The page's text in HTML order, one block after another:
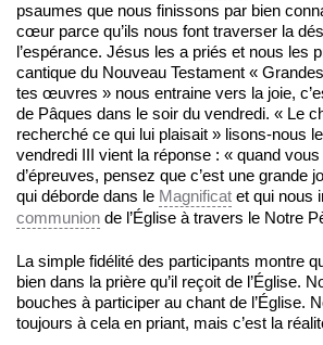
psaumes que nous finissons par bien
cœur parce qu’ils nous font traverser la
l’espérance. Jésus les a priés et nous les
cantique du Nouveau Testament «
tes œuvres » nous entraine vers la joie,
de Pâques dans le soir du vendredi. « Le
recherché ce qui lui plaisait » lisons-nous
vendredi III vient la réponse : « quand
d’épreuves, pensez que c’est une grande
qui déborde dans le Magnificat et qui nous
communion de l’Église à travers le Notre
La simple fidélité des participants montre
bien dans la prière qu’il reçoit de l’Église.
bouches à participer au chant de l’Église.
toujours à cela en priant, mais c’est la